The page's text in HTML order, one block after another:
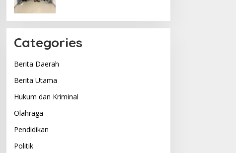
Categories
Berita Daerah
Berita Utama
Hukum dan Kriminal
Olahraga
Pendidikan
Politik